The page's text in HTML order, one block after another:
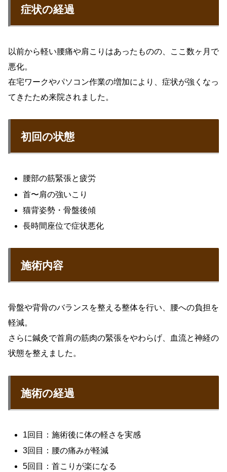
症状の経過
以前から軽い腰痛や肩こりはあったものの、ここ数ヶ月で
悪化。
在宅ワークやパソコン作業の増加により、症状が強くなっ
てきたため来院されました。
初回の状態
腰部の筋緊張と疲労
首〜肩の強いこり
猫背姿勢・骨盤後傾
長時間座位で症状悪化
施術内容
骨盤や背骨のバランスを整える整体を行い、腰への負担を
軽減。
さらに鍼灸で首肩の筋肉の緊張をやわらげ、血流と神経の
状態を整えました。
施術の経過
1回目：施術後に体の軽さを実感
3回目：腰の痛みが軽減
5回目：首こりが楽になる